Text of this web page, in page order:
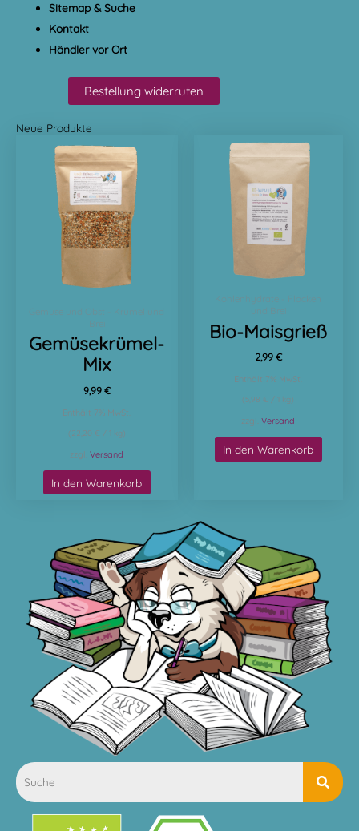
Sitemap & Suche
Kontakt
Händler vor Ort
Bestellung widerrufen
Neue Produkte
Gemüse und Obst - Krümel und
Brei
Gemüsekrümel-
Mix
9,99 €
Enthält 7% MwSt.
(22,20 € / 1 kg)
zzgl.Versand
In den Warenkorb
Kohlenhydrate - Flocken
und Brei
Bio-Maisgrieß
2,99 €
Enthält 7% MwSt.
(5,98 € / 1 kg)
zzgl.Versand
In den Warenkorb